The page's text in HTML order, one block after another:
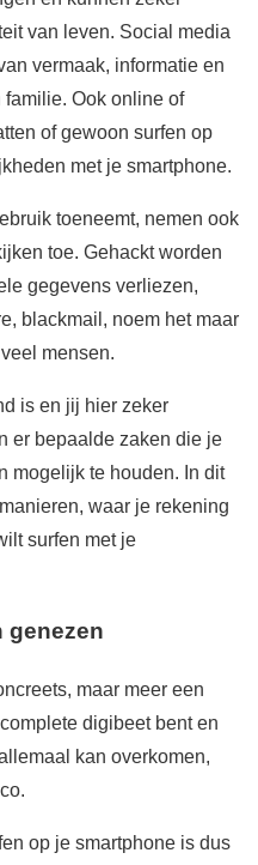
van leven. Social media
vermaak, informatie en
Ook online of
of gewoon surfen op
met je smartphone.
toeneemt, nemen ook
toe. Gehackt worden
gegevens verliezen,
blackmail, noem het maar
mensen.
is en jij hier zeker
er bepaalde zaken die je
mogelijk te houden. In dit
waar je rekening
surfen met je
genezen
maar meer een
digibeet bent en
kan overkomen,
op je smartphone is dus